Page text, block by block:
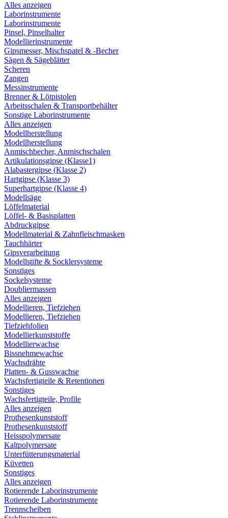
Alles anzeigen
Laborinstrumente
Laborinstrumente
Pinsel, Pinselhalter
Modellierinstrumente
Gipsmesser, Mischspatel & -Becher
Sägen & Sägeblätter
Scheren
Zangen
Messinstrumente
Brenner & Lötpistolen
Arbeitsschalen & Transportbehälter
Sonstige Laborinstrumente
Alles anzeigen
Modellherstellung
Modellherstellung
Anmischbecher, Anmischschalen
Artikulationsgipse (Klasse1)
Alabastergipse (Klasse 2)
Hartgipse (Klasse 3)
Superhartgipse (Klasse 4)
Modellsäge
Löffelmaterial
Löffel- & Basisplatten
Abdruckgipse
Modellmaterial & Zahnfleischmasken
Tauchhärter
Gipsverarbeitung
Modellstifte & Socklersysteme
Sonstiges
Sockelsysteme
Doubliermassen
Alles anzeigen
Modellieren, Tiefziehen
Modellieren, Tiefziehen
Tiefziehfolien
Modellierkunststoffe
Modellierwachse
Bissnehmewachse
Wachsdrähte
Platten- & Gusswachse
Wachsfertigteile & Retentionen
Sonstiges
Wachsfertigteile, Profile
Alles anzeigen
Prothesenkunststoff
Prothesenkunststoff
Heisspolymersate
Kaltpolymersate
Unterfütterungsmaterial
Küvetten
Sonstiges
Alles anzeigen
Rotierende Laborinstrumente
Rotierende Laborinstrumente
Trennscheiben